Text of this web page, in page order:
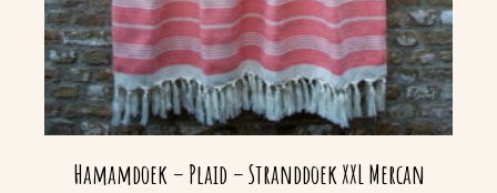
Hamamdoek – Plaid – Stranddoek XXL Mercan